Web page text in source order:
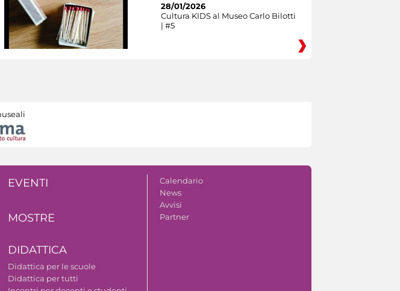
28/01/2026
Cultura KIDS al Museo Carlo Bilotti
| #5
EVENTI
MOSTRE
DIDATTICA
Didattica per le scuole
Didattica per tutti
Calendario
News
Avvisi
Partner